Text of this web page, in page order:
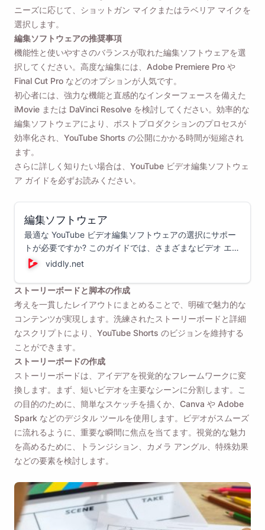
ニーズに応じて、ショットガン マイクまたはラベリア マイクを
選択します。
編集ソフトウェアの推奨事項
機能性と使いやすさのバランスが取れた編集ソフトウェアを選
択してください。高度な編集には、Adobe Premiere Pro や
Final Cut Pro などのオプションが人気です。
初心者には、強力な機能と直感的なインターフェースを備えた
iMovie または DaVinci Resolve を検討してください。効率的な
編集ソフトウェアにより、ポストプロダクションのプロセスが
効率化され、YouTube Shorts の公開にかかる時間が短縮され
ます。
さらに詳しく知りたい場合は、YouTube ビデオ編集ソフトウェ
ア ガイドを必ずお読みください。
編集ソフトウェア
最適な YouTube ビデオ編集ソフトウェアの選択にサポー
トが必要ですか? このガイドでは、さまざまなビデオ エデ
ィターを紹介し、ビデオ編集のニーズに最適なオプション
viddly.net
ストーリーボードと脚本の作成
考えを一貫したレイアウトにまとめることで、明確で魅力的な
コンテンツが実現します。洗練されたストーリーボードと詳細
なスクリプトにより、YouTube Shorts のビジョンを維持する
ことができます。
ストーリーボードの作成
ストーリーボードは、アイデアを視覚的なフレームワークに変
換します。まず、短いビデオを主要なシーンに分割します。こ
の目的のために、簡単なスケッチを描くか、Canva や Adob​​e
Spark などのデジタル ツールを使用します。ビデオがスムーズ
に流れるように、重要な瞬間に焦点を当てます。視覚的な魅力
を高めるために、トランジション、カメラ アングル、特殊効果
などの要素を検討します。